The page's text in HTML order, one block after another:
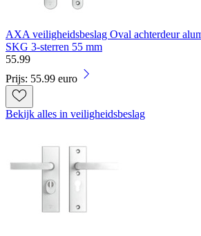
AXA veiligheidsbeslag Oval achterdeur
SKG 3-sterren 55 mm
55.99
Prijs: 55.99 euro
Bekijk alles in veiligheidsbeslag